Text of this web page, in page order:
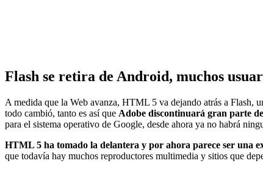
Flash se retira de Android, muchos
A medida que la Web avanza, HTML 5 va dejando atrás a Flash,
todo cambió, tanto es así que Adobe discontinuará gran parte
para el sistema operativo de Google, desde ahora ya no habrá
HTML 5 ha tomado la delantera y por ahora parece ser una
que todavía hay muchos reproductores multimedia y sitios que